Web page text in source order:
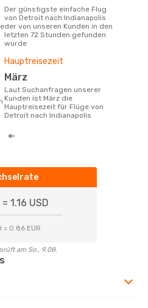
Der günstigste einfache Flug
von Detroit nach Indianapolis
der von unseren Kunden in den
letzten 72 Stunden gefunden
wurde
Hauptreisezeit
März
Laut Suchanfragen unserer
Kunden ist März die
Hauptreisezeit für Flüge von
Detroit nach Indianapolis
= 1.16 USD
= 0.86 EUR
am So., 9.08.